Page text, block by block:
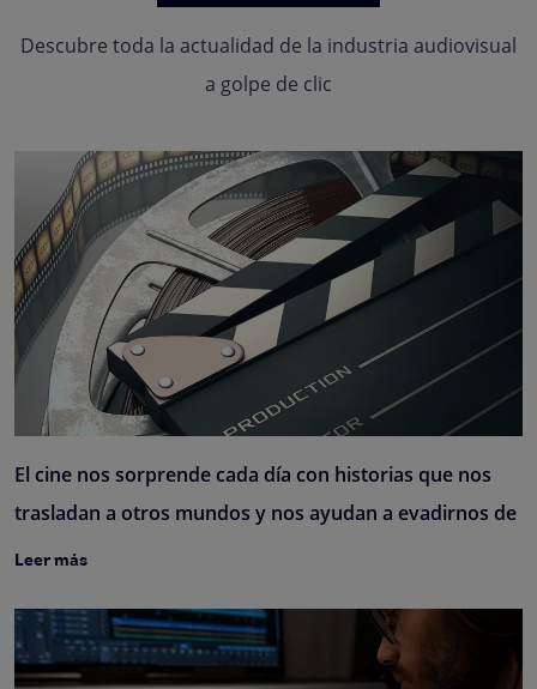
Descubre toda la actualidad de la industria audiovisual
a golpe de clic
El cine nos sorprende cada día con historias que nos
trasladan a otros mundos y nos ayudan a evadirnos de
Leer más